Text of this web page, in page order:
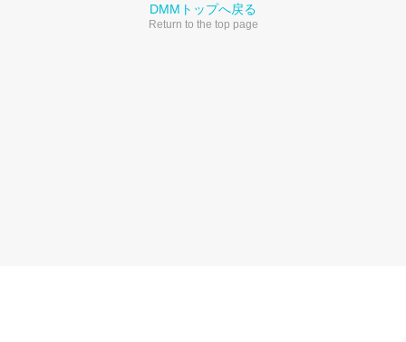
DMMトップへ戻る
Return to the top page